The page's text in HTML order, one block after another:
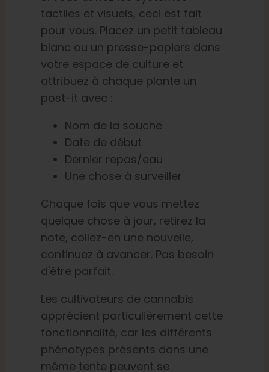
tactiles et visuels, ceci est fait
pour vous. Placez un petit tableau
blanc ou un presse-papiers dans
votre espace de culture et
attribuez à chaque plante un
post-it avec :
Nom de la souche
Date de début
Dernier repas/eau
Une chose à surveiller
Chaque fois que vous mettez
quelque chose à jour, retirez la
note, collez-en une nouvelle,
continuez à avancer. Pas besoin
d'être parfait.
Les cultivateurs de cannabis
apprécient particulièrement cette
fonctionnalité, car les différents
phénotypes présents dans une
même tente peuvent se